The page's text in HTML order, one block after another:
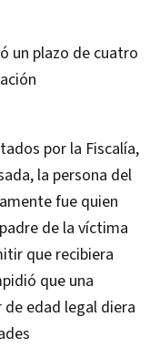
un plazo de cuatro
por la Fiscalía,
la persona del
fue quien
de la víctima
que recibiera
que una
edad legal diera